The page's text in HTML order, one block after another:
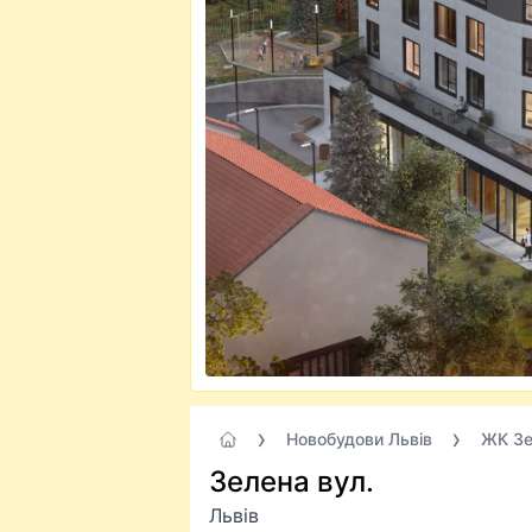
Новобудови Львів ЖК
Зелена вул.
Львів